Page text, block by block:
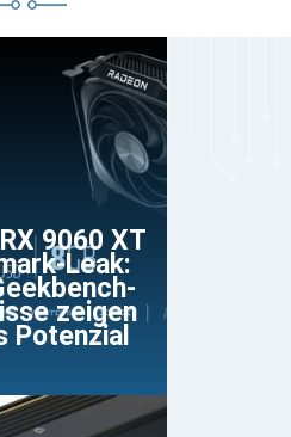
9060 XT
Leak:
zeigen
Potenzial